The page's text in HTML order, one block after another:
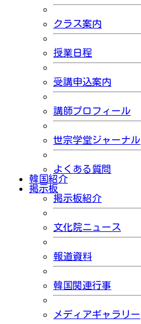
クラス案内
授業日程
受講申込案内
講師プロフィール
世宗学堂ジャーナル
よくある質問
韓国紹介
掲示板
掲示板紹介
文化院ニュース
報道資料
韓国関連行事
メディアギャラリー